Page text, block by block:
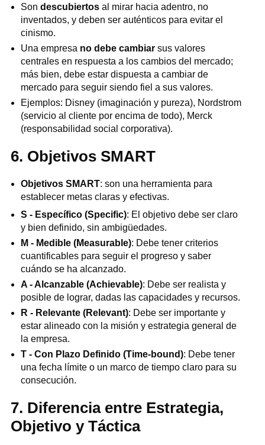
Sondescubiertos al mirar hacia adentro, no
inventados, y deben ser auténticos para evitar el
cinismo.
Una empresa no debe cambiar sus valores
centrales en respuesta a los cambios del mercado;
más bien, debe estar dispuesta a cambiar de
mercado para seguir siendo fiel a sus valores.
Ejemplos: Disney (imaginación y pureza), Nordstrom
(servicio al cliente por encima de todo), Merck
(responsabilidad social corporativa).
6. Objetivos SMART
Objetivos SMART: son una herramienta para
establecer metas claras y efectivas.
S - Específico (Specific): El objetivo debe ser claro
y bien definido, sin ambigüedades.
M - Medible (Measurable): Debe tener criterios
cuantificables para seguir el progreso y saber
cuándo se ha alcanzado.
A - Alcanzable (Achievable): Debe ser realista y
posible de lograr, dadas las capacidades y recursos.
R - Relevante (Relevant): Debe ser importante y
estar alineado con la misión y estrategia general de
la empresa.
T - Con Plazo Definido (Time-bound): Debe tener
una fecha límite o un marco de tiempo claro para su
consecución.
7. Diferencia entre Estrategia,
Objetivo y Táctica